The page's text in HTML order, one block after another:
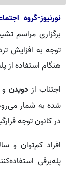
نورنیوز-گروه
برگزاری مراسم
توجه به افزایش
هنگام استفاده از
اجتناب از دویدن
شده به شمار
در کانون توجه
افراد کم‌توان و
پله‌برقی